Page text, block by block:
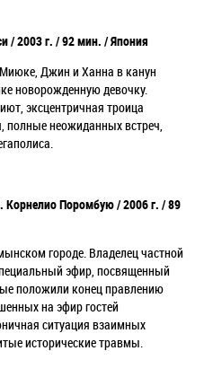
/ 2003 г. / 92 мин. / Япония
Джин и Ханна в канун
новорожденную девочку.
эксцентричная троица
полные неожиданных встреч,
Корнелио Поромбую / 2006 г. / 89
городе. Владелец частной
эфир, посвященный
положили конец правлению
на эфир гостей
ситуация взаимных
исторические травмы.